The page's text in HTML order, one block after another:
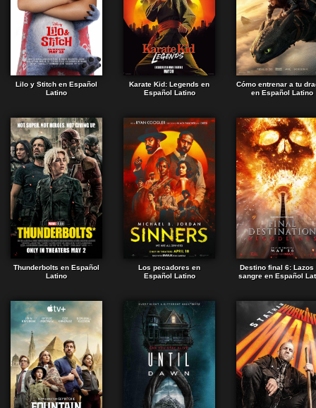
Lilo y Stitch en Español
Latino
Karate Kid: Legends en
Español Latino
Cómo entrenar a tu
en Español Latino
Thunderbolts en Español
Latino
Los pecadores en
Español Latino
Destino final 6: Lazos
sangre en Español